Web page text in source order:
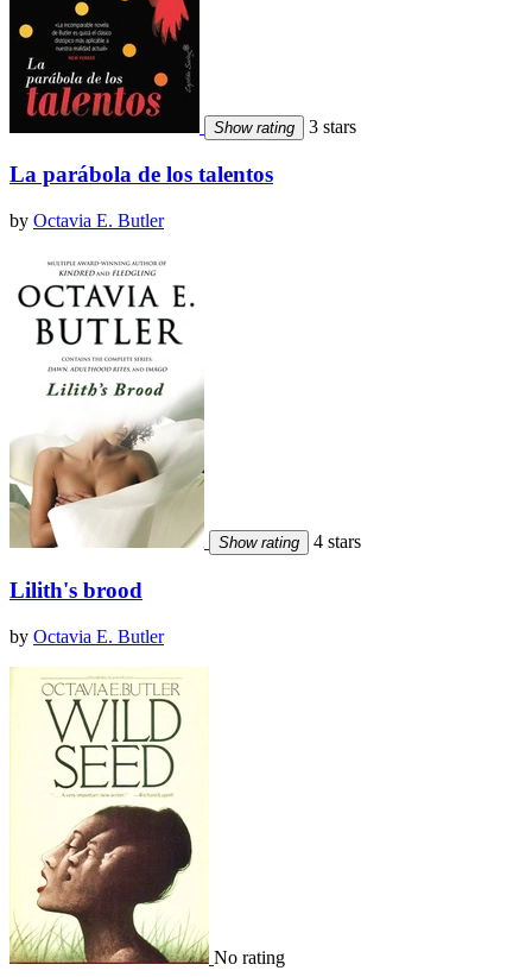
Show rating 3 stars
La parábola de los talentos
by Octavia E. Butler
Show rating 4 stars
Lilith's brood
by Octavia E. Butler
No rating